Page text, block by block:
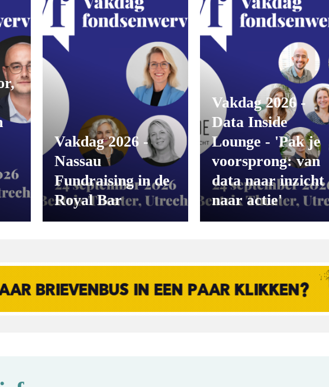
Vakdag 2026 -
Nassau
Fundraising in de
Royal Bar
Vakdag 2026 -
Data Inside
Lounge - 'Pak je
voorsprong: van
data naar inzicht
naar actie'